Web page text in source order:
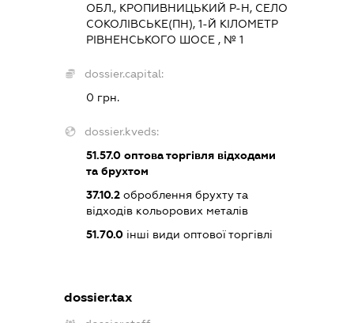
ОБЛ., КРОПИВНИЦЬКИЙ Р-Н, СЕЛО
СОКОЛІВСЬКЕ(ПН), 1-Й КІЛОМЕТР
РІВНЕНСЬКОГО ШОСЕ , № 1
dossier.capital:
0 грн.
dossier.kveds:
51.57.0 оптова торгівля відходами
та брухтом
37.10.2 оброблення брухту та
відходів кольорових металів
51.70.0 інші види оптової торгівлі
dossier.tax